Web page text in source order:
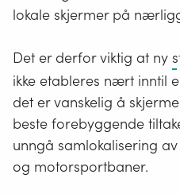
lokale skjermer på
Det er derfor viktig at ny
ikke etableres nært inntil
det er vanskelig å
beste forebyggende
unngå samlokalisering
og motorsportbaner.